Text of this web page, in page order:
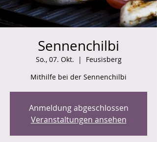
Sennenchilbi
So., 07. Okt.
  |
Feusisberg
Mithilfe bei der Sennenchilbi
Anmeldung abgeschlossen
Veranstaltungen ansehen